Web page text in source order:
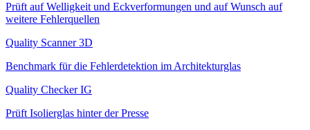
Prüft auf Welligkeit und Eckverformungen und auf Wunsch auf
weitere Fehlerquellen
Quality Scanner 3D
Benchmark für die Fehlerdetektion im Architekturglas
Quality Checker IG
Prüft Isolierglas hinter der Presse